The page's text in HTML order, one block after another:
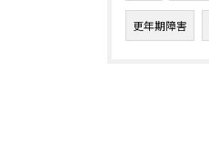
更年期障害